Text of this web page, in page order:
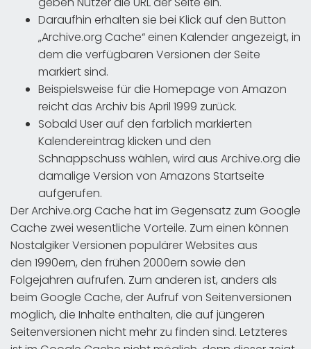
Daraufhin erhalten sie bei Klick auf den Button
„Archive.org Cache“ einen Kalender angezeigt, in
dem die verfügbaren Versionen der Seite
markiert sind.
Beispielsweise für die Homepage von Amazon
reicht das Archiv bis April 1999 zurück.
Sobald User auf den farblich markierten
Kalendereintrag klicken und den
Schnappschuss wählen, wird aus Archive.org die
damalige Version von Amazons Startseite
aufgerufen.
Der Archive.org Cache hat im Gegensatz zum Google
Cache zwei wesentliche Vorteile. Zum einen können
Nostalgiker Versionen populärer Websites aus
den 1990ern, den frühen 2000ern sowie den
Folgejahren aufrufen. Zum anderen ist, anders als
beim Google Cache, der Aufruf von Seitenversionen
möglich, die Inhalte enthalten, die auf jüngeren
Seitenversionen nicht mehr zu finden sind. Letzteres